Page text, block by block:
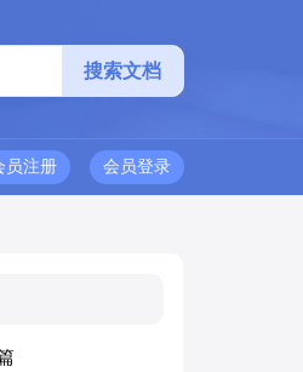
会员登录
员注册